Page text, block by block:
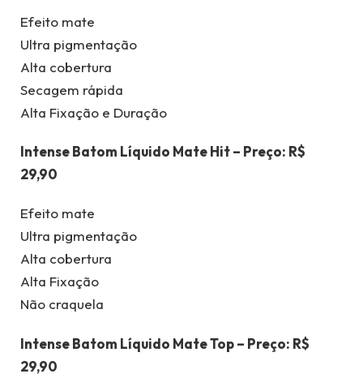
Efeito mate
Ultra pigmentação
Alta cobertura
Secagem rápida
Alta Fixação e Duração
Intense Batom Líquido Mate Hit – Preço: R$
29,90
Efeito mate
Ultra pigmentação
Alta cobertura
Alta Fixação
Não craquela
Intense Batom Líquido Mate Top – Preço: R$
29,90